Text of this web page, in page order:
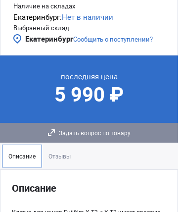
Наличие на складах
Екатеринбург:Нет в наличии
Выбранный склад
ЕкатеринбургСообщить о поступлении?
последняя цена
5 990 ₽
Задать вопрос по товару
Описание Отзывы
Описание